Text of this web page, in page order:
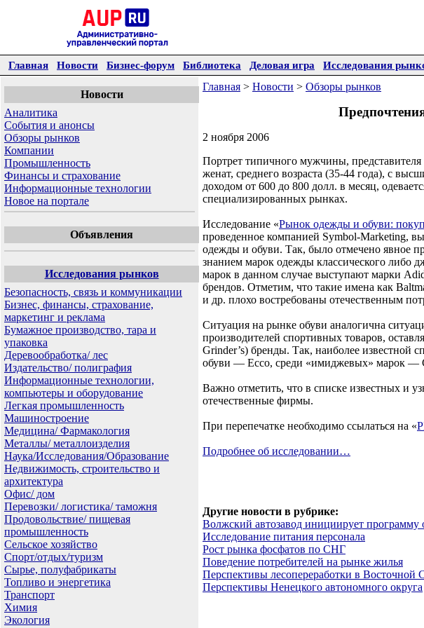
Главная Новости Бизнес-форум Библиотека Деловая игра Исследования
Новости
Аналитика
События и анонсы
Обзоры рынков
Компании
Промышленность
Финансы и страхование
Информационные технологии
Новое на портале
Объявления
Исследования рынков
Безопасность, связь и коммуникации
Бизнес, финансы, страхование,
маркетинг и реклама
Бумажное производство, тара и
упаковка
Деревообработка/ лес
Издательство/ полиграфия
Информационные технологии,
компьютеры и оборудование
Легкая промышленность
Машиностроение
Медицина/ Фармакология
Металлы/ металлоизделия
Наука/Исследования/Образование
Недвижимость, строительство и
архитектура
Офис/ дом
Перевозки/ логистика/ таможня
Продовольствие/ пищевая
промышленность
Сельское хозяйство
Спорт/отдых/туризм
Сырье, полуфабрикаты
Топливо и энергетика
Транспорт
Химия
Экология
Главная > Новости > Обзоры рынков
2 ноября 2006
Портрет типичного мужчины,
женат, среднего возраста (35-44 года), с
доходом от 600 до 800 долл. в месяц,
специализированных рынках.
Исследование «Рынок одежды и обуви:
проведенное компанией Symbol-Marketing,
одежды и обуви. Так, было отмечено явное
знанием марок одежды классического либо
марок в данном случае выступают марки
брендов. Отметим, что такие имена как
и др. плохо востребованы отечественным
Ситуация на рынке обуви аналогична
производителей спортивных товаров,
Grinder’s) бренды. Так, наиболее известной
обуви — Ecco, среди «имиджевых» марок —
Важно отметить, что в списке известных и
отечественные фирмы.
При перепечатке необходимо ссылаться на «
Подробнее об исследовании…
Другие новости в рубрике:
Волжский автозавод инициирует программу
Исследование питания персонала
Рост рынка фосфатов по СНГ
Поведение потребителей на рынке жилья
Перспективы лесопереработки в Восточной
Перспективы Ненецкого автономного округа